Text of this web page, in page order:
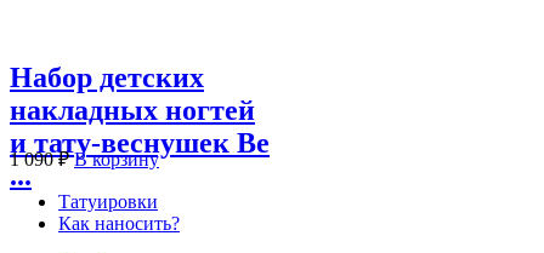
Набор детских
накладных ногтей
и тату-веснушек Be
...
1 090₽ В корзину
Татуировки
Как наносить?